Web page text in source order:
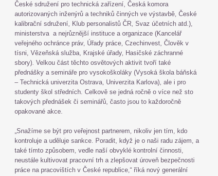
České sdružení pro technická zařízení, Česká komora
autorizovaných inženýrů a techniků činných ve výstavbě, České
kalibrační sdružení, Klub personalistů ČR, Svaz účetních atd.),
ministerstva a nejrůznější instituce a organizace (Kancelář
veřejného ochránce práv, Úřady práce, Czechinvest, Člověk v
tísni, Vězeňská služba, Krajské úřady, Hasičské záchranné
sbory). Velkou část těchto osvětových aktivit tvoří také
přednášky a semináře pro vysokoškoláky (Vysoká škola báňská
– Technická univerzita Ostrava, Univerzita Karlova), ale i pro
studenty škol středních. Celkově se jedná ročně o více než sto
takových přednášek či seminářů, často jsou to každoročně
opakované akce.
„Snažíme se být pro veřejnost partnerem, nikoliv jen tím, kdo
kontroluje a uděluje sankce. Poradit, když je o naši radu zájem, a
také tímto způsobem, vedle naší obvyklé kontrolní činnosti,
neustále kultivovat pracovní trh a zlepšovat úroveň bezpečnosti
práce na pracovištích v České republice,“ říká nový generální